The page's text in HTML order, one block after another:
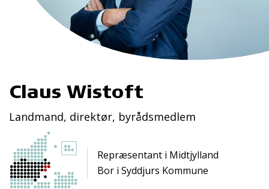
Claus Wistoft
Landmand, direktør, byrådsmedlem
Repræsentant i Midtjylland
Bor i Syddjurs Kommune